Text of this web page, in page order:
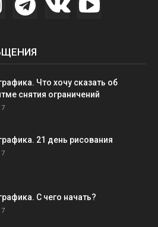
Что хочу сказать об
снятия ограничений
21 день рисования
С чего начать?